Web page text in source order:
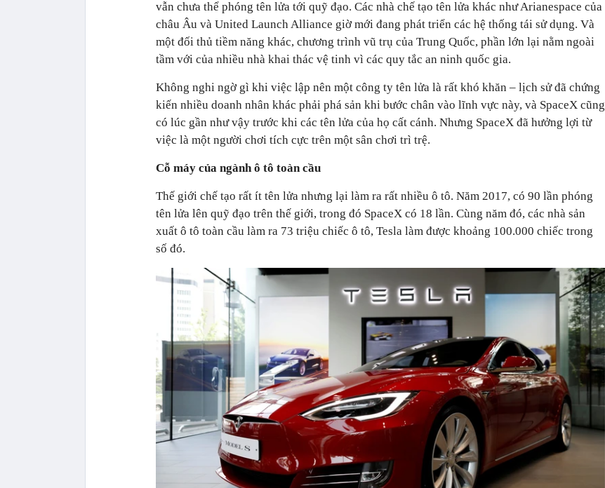
vẫn chưa thể phóng tên lửa tới quỹ đạo. Các nhà chế tạo tên lửa khác như Arianespace của
châu Âu và United Launch Alliance giờ mới đang phát triển các hệ thống tái sử dụng. Và
một đối thủ tiềm năng khác, chương trình vũ trụ của Trung Quốc, phần lớn lại nằm ngoài
tầm với của nhiều nhà khai thác vệ tinh vì các quy tắc an ninh quốc gia.
Không nghi ngờ gì khi việc lập nên một công ty tên lửa là rất khó khăn – lịch sử đã chứng
kiến nhiều doanh nhân khác phải phá sản khi bước chân vào lĩnh vực này, và SpaceX cũng
có lúc gần như vậy trước khi các tên lửa của họ cất cánh. Nhưng SpaceX đã hưởng lợi từ
việc là một người chơi tích cực trên một sân chơi trì trệ.
Cỗ máy của ngành ô tô toàn cầu
Thế giới chế tạo rất ít tên lửa nhưng lại làm ra rất nhiều ô tô. Năm 2017, có 90 lần phóng
tên lửa lên quỹ đạo trên thế giới, trong đó SpaceX có 18 lần. Cùng năm đó, các nhà sản
xuất ô tô toàn cầu làm ra 73 triệu chiếc ô tô, Tesla làm được khoảng 100.000 chiếc trong
số đó.